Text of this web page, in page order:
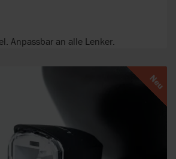
Anpassbar an alle Lenker.
Neu